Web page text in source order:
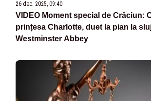
26 dec. 2025, 09:40
VIDEO Moment special de Crăciun:
prințesa Charlotte, duet la pian la
Westminster Abbey